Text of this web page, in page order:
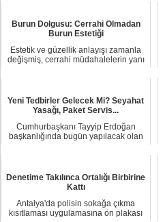
Burun Dolgusu: Cerrahi Olmadan
Burun Estetiği
Estetik ve güzellik anlayışı zamanla
değişmiş, cerrahi müdahalelerin yanı
Yeni Tedbirler Gelecek Mi? Seyahat
Yasağı, Paket Servis...
Cumhurbaşkanı Tayyip Erdoğan
başkanlığında bugün yapılacak olan
Denetime Takılınca Ortalığı Birbirine
Kattı
Antalya'da polisin sokağa çıkma
kısıtlaması uygulamasına ön plakası